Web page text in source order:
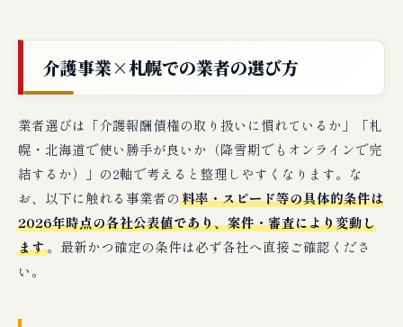
介護事業×札幌での業者の選び方
業者選びは「介護報酬債権の取り扱いに慣れているか」「札
幌・北海道で使い勝手が良いか（降雪期でもオンラインで完
結するか）」の2軸で考えると整理しやすくなります。な
お、以下に触れる事業者の料率・スピード等の具体的条件は
2026年時点の各社公表値であり、案件・審査により変動し
ます。最新かつ確定の条件は必ず各社へ直接ご確認くださ
い。